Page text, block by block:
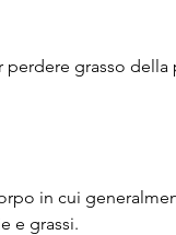
grasso della
in cui
e grassi.